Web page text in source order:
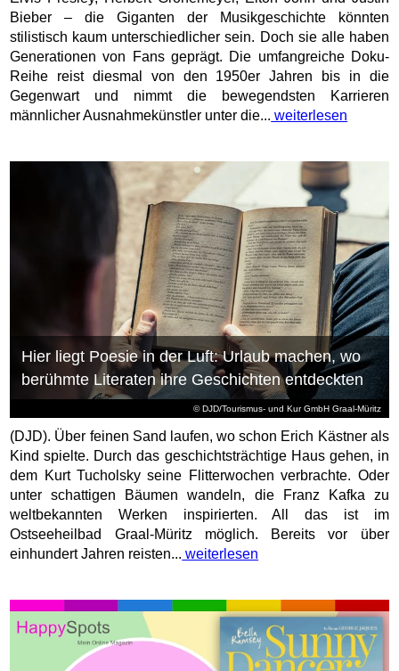
Bieber – die Giganten der Musikgeschichte könnten
stilistisch kaum unterschiedlicher sein. Doch sie alle haben
Generationen von Fans geprägt. Die umfangreiche Doku-
Reihe reist diesmal von den 1950er Jahren bis in die
Gegenwart und nimmt die bewegendsten Karrieren
männlicher Ausnahmekünstler unter die... weiterlesen
© DJD/Tourismus- und Kur GmbH Graal-Müritz
Hier liegt Poesie in der Luft: Urlaub machen, wo
berühmte Literaten ihre Geschichten entdeckten
(DJD). Über feinen Sand laufen, wo schon Erich Kästner als
Kind spielte. Durch das geschichtsträchtige Haus gehen, in
dem Kurt Tucholsky seine Flitterwochen verbrachte. Oder
unter schattigen Bäumen wandeln, die Franz Kafka zu
weltbekannten Werken inspirierten. All das ist im
Ostseeheilbad Graal-Müritz möglich. Bereits vor über
einhundert Jahren reisten... weiterlesen